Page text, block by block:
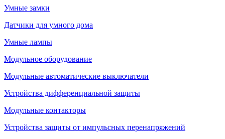
Умные замки
Датчики для умного дома
Умные лампы
Модульное оборудование
Модульные автоматические выключатели
Устройства дифференциальной защиты
Модульные контакторы
Устройства защиты от импульсных перенапряжений